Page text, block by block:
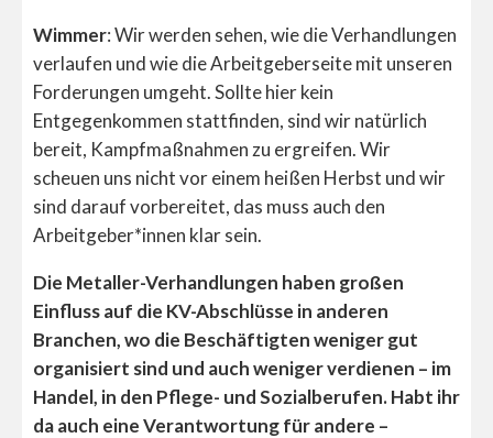
Wimmer: Wir werden sehen, wie die Verhandlungen
verlaufen und wie die Arbeitgeberseite mit unseren
Forderungen umgeht. Sollte hier kein
Entgegenkommen stattfinden, sind wir natürlich
bereit, Kampfmaßnahmen zu ergreifen. Wir
scheuen uns nicht vor einem heißen Herbst und wir
sind darauf vorbereitet, das muss auch den
Arbeitgeber*innen klar sein.
Die Metaller-Verhandlungen haben großen
Einfluss auf die KV-Abschlüsse in anderen
Branchen, wo die Beschäftigten weniger gut
organisiert sind und auch weniger verdienen – im
Handel, in den Pflege- und Sozialberufen. Habt ihr
da auch eine Verantwortung für andere –